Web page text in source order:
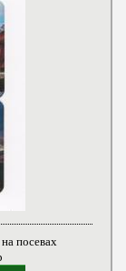
посевах